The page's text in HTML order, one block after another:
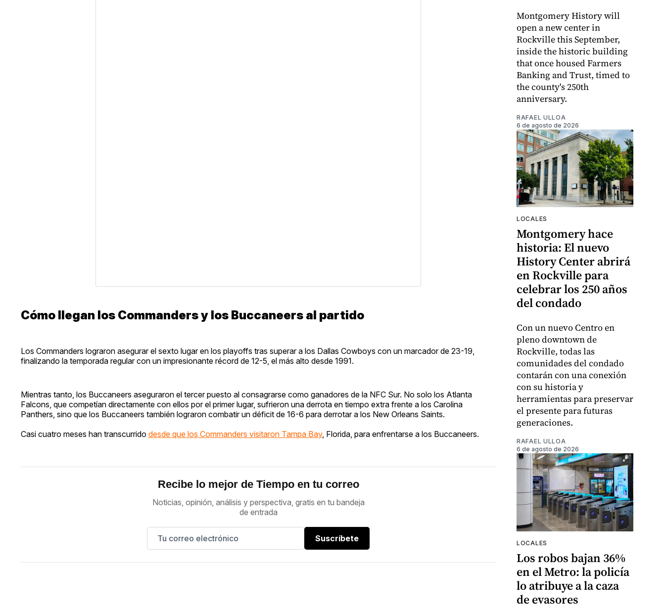
Cómo llegan los Commanders y los Buccaneers al partido
Los Commanders lograron asegurar el sexto lugar en los playoffs tras superar a los Dallas Cowboys con un marcador de 23-19,
finalizando la temporada regular con un impresionante récord de 12-5, el más alto desde 1991.
Mientras tanto, los Buccaneers aseguraron el tercer puesto al consagrarse como ganadores de la NFC Sur. No solo los Atlanta
Falcons, que competían directamente con ellos por el primer lugar, sufrieron una derrota en tiempo extra frente a los Carolina
Panthers, sino que los Buccaneers también lograron combatir un déficit de 16-6 para derrotar a los New Orleans Saints.
Casi cuatro meses han transcurrido desde que los Commanders visitaron Tampa Bay, Florida, para enfrentarse a los Buccaneers.
Recibe lo mejor de Tiempo en tu correo
Noticias, opinión, análisis y perspectiva, gratis en tu bandeja
de entrada
Suscríbete
Montgomery History will
open a new center in
Rockville this September,
inside the historic building
that once housed Farmers
Banking and Trust, timed to
the county's 250th
anniversary.
RAFAEL ULLOA
6 de agosto de 2026
LOCALES
Montgomery hace
historia: El nuevo
History Center abrirá
en Rockville para
celebrar los 250 años
del condado
Con un nuevo Centro en
pleno downtown de
Rockville, todas las
comunidades del condado
contarán con una conexión
con su historia y
herramientas para preservar
el presente para futuras
generaciones.
RAFAEL ULLOA
6 de agosto de 2026
LOCALES
Los robos bajan 36%
en el Metro: la policía
lo atribuye a la caza
de evasores